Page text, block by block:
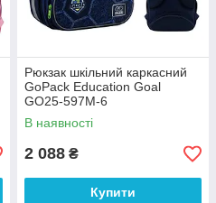
Рюкзак шкільний каркасний
GoPack Education Goal
GO25-597M-6
В наявності
2 088 ₴
Купити